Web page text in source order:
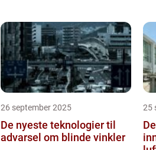
26 september 2025
De nyeste teknologier til
advarsel om blinde vinkler
25